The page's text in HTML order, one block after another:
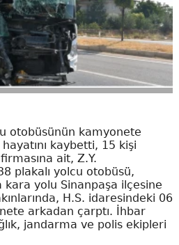
otobüsünün kamyonete
kaybetti, 15 kişi
ait, Z.Y.
plakalı yolcu otobüsü,
yolu Sinanpaşa ilçesine
H.S. idaresindeki 06
arkadan çarptı. İhbar
jandarma ve polis ekipleri